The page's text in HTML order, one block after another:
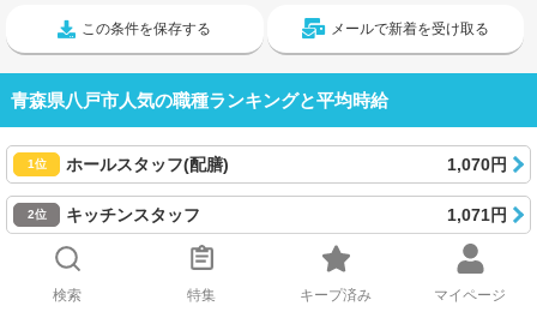
この条件を保存する メールで新着を受け取る
青森県八戸市人気の職種ランキングと平均時給
1位 ホールスタッフ(配膳) 1,070円
2位 キッチンスタッフ 1,071円
ファストフード 1,056円
検索 特集 キープ済み マイページ